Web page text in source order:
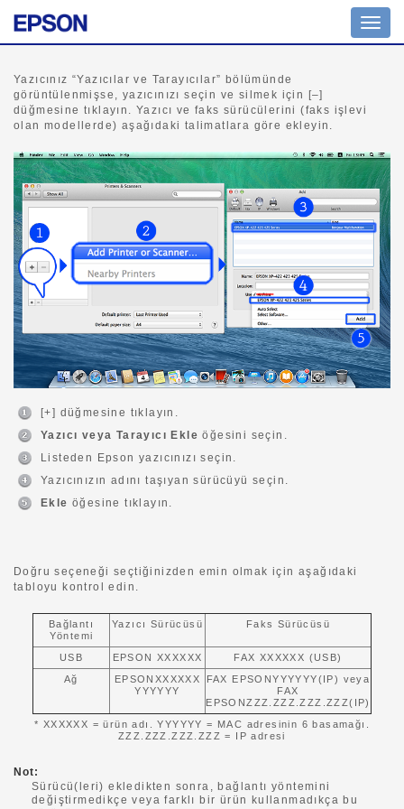
açın
Yazıcınız “Yazıcılar ve Tarayıcılar” bölümünde
görüntülenmişse, yazıcınızı seçin ve silmek için [–]
düğmesine tıklayın. Yazıcı ve faks sürücülerini (faks işlevi
olan modellerde) aşağıdaki talimatlara göre ekleyin.
[+] düğmesine tıklayın.
Yazıcı veya Tarayıcı Ekle öğesini seçin.
Listeden Epson yazıcınızı seçin.
Yazıcınızın adını taşıyan sürücüyü seçin.
Ekle öğesine tıklayın.
Doğru seçeneği seçtiğinizden emin olmak için aşağıdaki
tabloyu kontrol edin.
Bağlantı
Yöntemi
Yazıcı Sürücüsü Faks Sürücüsü
USB EPSON XXXXXX
FAX XXXXXX (USB)
Ağ
EPSONXXXXXX
YYYYYY
FAX EPSONYYYYYY(IP) veya
FAX
EPSONZZZ.ZZZ.ZZZ.ZZZ(IP)
* XXXXXX = ürün adı. YYYYYY = MAC adresinin 6 basamağı.
ZZZ.ZZZ.ZZZ.ZZZ = IP adresi
Not:
Sürücü(leri) ekledikten sonra, bağlantı yöntemini
değiştirmedikçe veya farklı bir ürün kullanmadıkça bu